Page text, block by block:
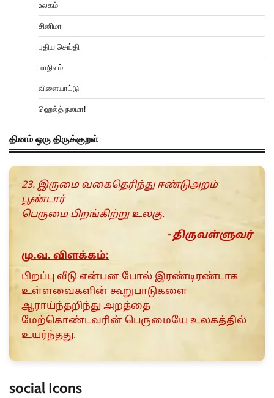
உலகம்
சினிமா
புதிய செய்தி
மாநிலம்
விளையாட்டு
ஹெல்த் நலமா!
தினம் ஒரு திருக்குறள்
23. இருமை வகைதெரிந்து ஈண்டுஅறம்
பூண்டார்
பெருமை பிறங்கிற்று உலகு.
- திருவள்ளுவர்
மு.வ. விளக்கம்:
பிறப்பு வீடு என்பன போல் இரண்டிரண்டாக
உள்ளவைகளின் கூறுபாடுகளை
ஆராய்ந்தறிந்து அறத்தை
மேற்கொண்டவரின் பெருமையே உலகத்தில்
உயர்ந்தது.
social Icons